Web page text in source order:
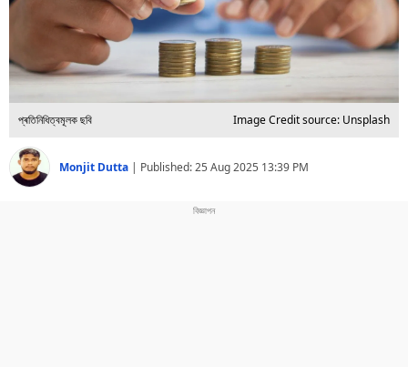
Videos
প্ৰতিনিধিত্বমূলক ছবি Image Credit source: Unsplash
Monjit Dutta | Published:25 Aug 2025 13:39 PM